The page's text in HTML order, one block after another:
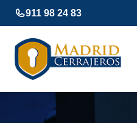
Saltar
al
contenido
911 98 24 83